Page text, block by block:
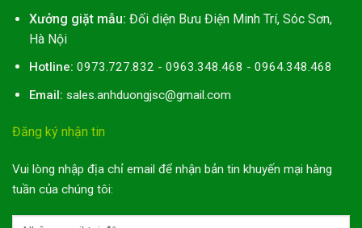
Xưởng giặt mẫu: Đối diện Bưu Điện Minh Trí, Sóc Sơn,
Hà Nội
Hotline: 0973.727.832 - 0963.348.468 - 0964.348.468
Email: sales.anhduongjsc@gmail.com
Đăng ký nhận tin
Vui lòng nhập địa chỉ email để nhận bản tin khuyến mại hàng
tuần của chúng tôi: